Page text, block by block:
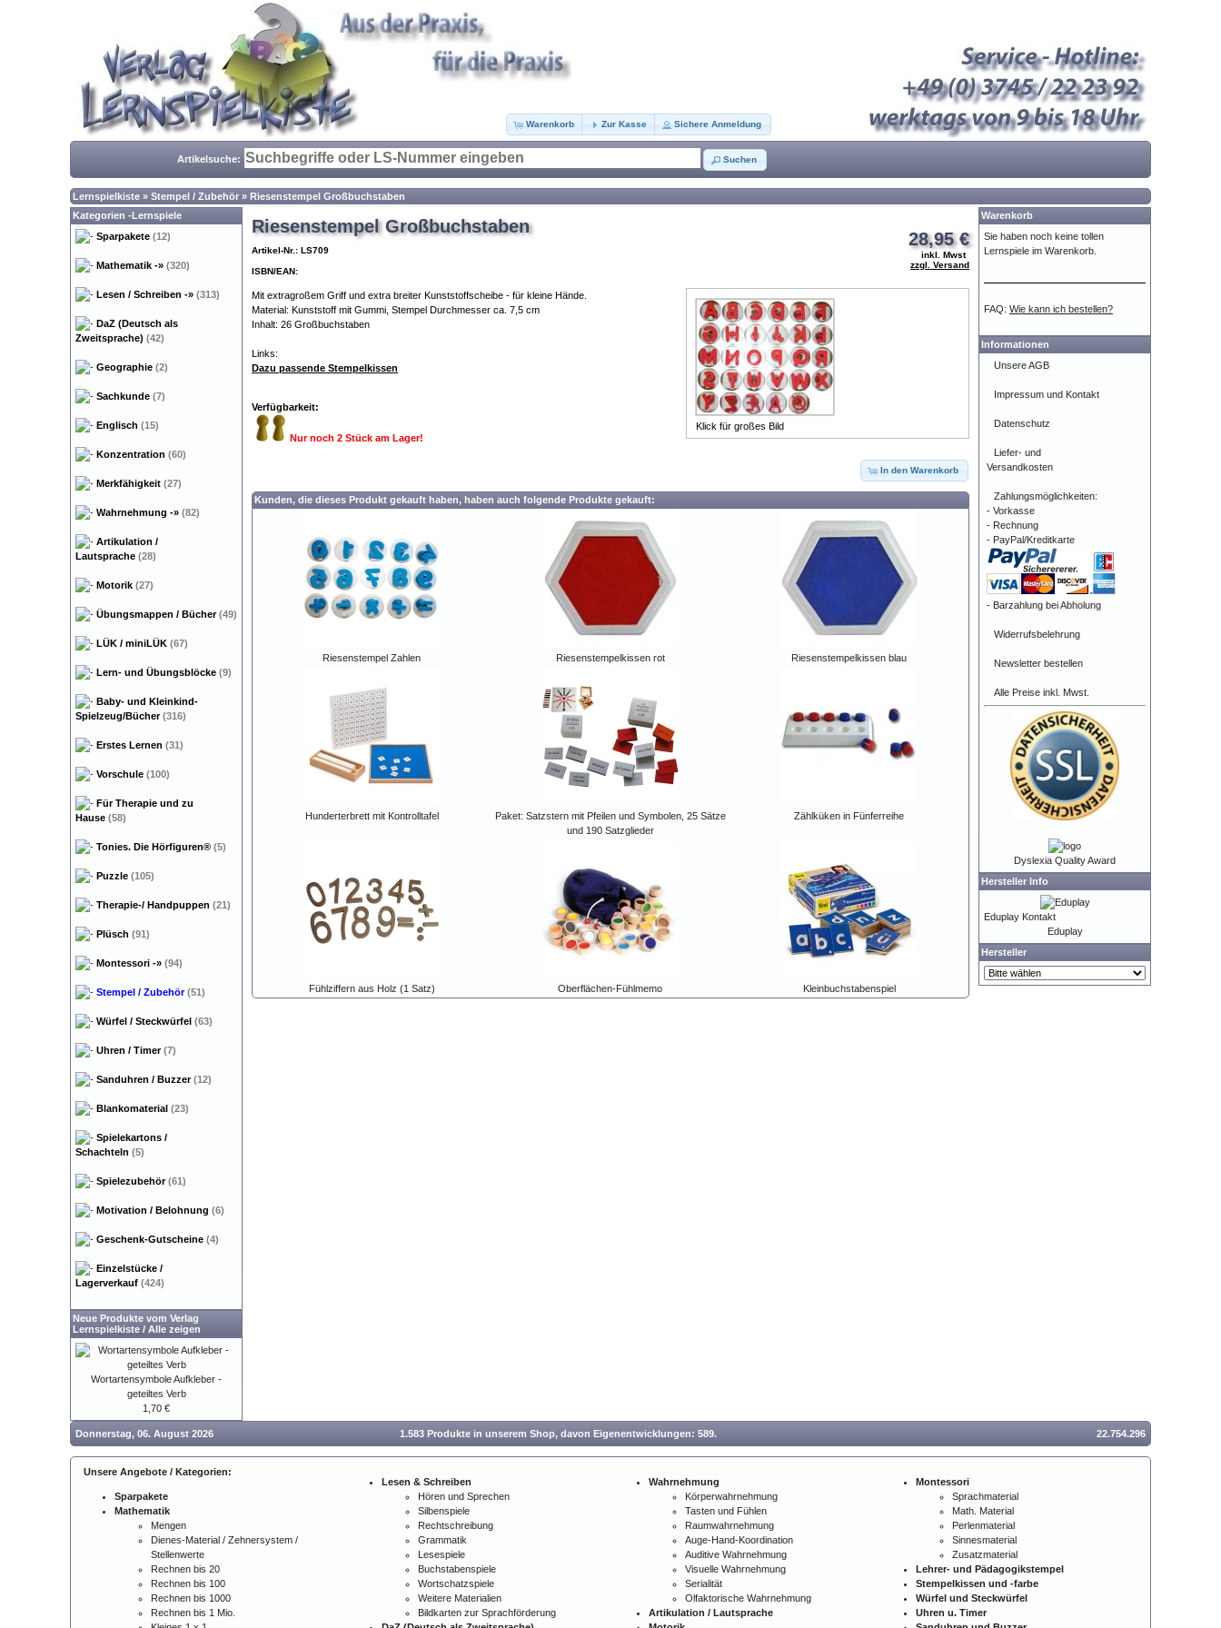
Warenkorb Zur Kasse Sichere Anmeldung
Artikelsuche: Suchen
Lernspielkiste » Stempel / Zubehör » Riesenstempel Großbuchstaben
28,95 €
inkl. Mwst
zzgl. Versand
Riesenstempel Großbuchstaben
Artikel-Nr.: LS709
ISBN/EAN:
Klick für großes Bild
Mit extragroßem Griff und extra breiter Kunststoffscheibe - für kleine Hände.
Material: Kunststoff mit Gummi, Stempel Durchmesser ca. 7,5 cm
Inhalt: 26 Großbuchstaben
Links:
Dazu passende Stempelkissen
Verfügbarkeit:
Nur noch 2 Stück am Lager!
In den Warenkorb
Kunden, die dieses Produkt gekauft haben, haben auch folgende Produkte gekauft:
Riesenstempel Zahlen Riesenstempelkissen rot Riesenstempelkissen blau
Hunderterbrett mit Kontrolltafel
Paket: Satzstern mit Pfeilen und Symbolen, 25 Sätze
und 190 Satzglieder
Zählküken in Fünferreihe
Fühlziffern aus Holz (1 Satz) Oberflächen-Fühlmemo Kleinbuchstabenspiel
Kategorien -Lernspiele
Sparpakete (12)
Mathematik -» (320)
Lesen / Schreiben -» (313)
DaZ (Deutsch als
Zweitsprache) (42)
Geographie (2)
Sachkunde (7)
Englisch (15)
Konzentration (60)
Merkfähigkeit (27)
Wahrnehmung -» (82)
Artikulation /
Lautsprache (28)
Motorik (27)
Übungsmappen / Bücher(49)
LÜK / miniLÜK (67)
Lern- und Übungsblöcke (9)
Baby- und Kleinkind-
Spielzeug/Bücher(316)
Erstes Lernen (31)
Vorschule (100)
Für Therapie und zu
Hause (58)
Tonies. Die Hörfiguren® (5)
Puzzle (105)
Therapie-/ Handpuppen (21)
Plüsch (91)
Montessori -» (94)
Stempel / Zubehör (51)
Würfel / Steckwürfel (63)
Uhren / Timer(7)
Sanduhren / Buzzer(12)
Blankomaterial (23)
Spielekartons /
Schachteln (5)
Spielezubehör(61)
Motivation / Belohnung (6)
Geschenk-Gutscheine (4)
Einzelstücke /
Lagerverkauf (424)
Neue Produkte vom Verlag
Lernspielkiste / Alle zeigen
Wortartensymbole Aufkleber -
geteiltes Verb
1,70 €
Warenkorb
Sie haben noch keine tollen
Lernspiele im Warenkorb.
FAQ: Wie kann ich bestellen?
Informationen
Unsere AGB
Impressum und Kontakt
Datenschutz
Liefer- und
Versandkosten
Zahlungsmöglichkeiten:
- Vorkasse
- Rechnung
- PayPal/Kreditkarte
- Barzahlung bei Abholung
Widerrufsbelehrung
Newsletter bestellen
Alle Preise inkl. Mwst.
Dyslexia Quality Award
Hersteller Info
Eduplay Kontakt
Eduplay
Hersteller
Donnerstag, 06. August 2026 1.583 Produkte in unserem Shop, davon Eigenentwicklungen: 589. 22.754.296
Unsere Angebote / Kategorien:
Sparpakete
Mathematik
Mengen
Dienes-Material / Zehnersystem /
Stellenwerte
Rechnen bis 20
Rechnen bis 100
Rechnen bis 1000
Rechnen bis 1 Mio.
Lesen & Schreiben
Hören und Sprechen
Silbenspiele
Rechtschreibung
Grammatik
Lesespiele
Buchstabenspiele
Wortschatzspiele
Weitere Materialien
Bildkarten zur Sprachförderung
Wahrnehmung
Körperwahrnehmung
Tasten und Fühlen
Raumwahrnehmung
Auge-Hand-Koordination
Auditive Wahrnehmung
Visuelle Wahrnehmung
Serialität
Olfaktorische Wahrnehmung
Artikulation / Lautsprache
Montessori
Sprachmaterial
Math. Material
Perlenmaterial
Sinnesmaterial
Zusatzmaterial
Lehrer- und Pädagogikstempel
Stempelkissen und -farbe
Würfel und Steckwürfel
Uhren u. Timer